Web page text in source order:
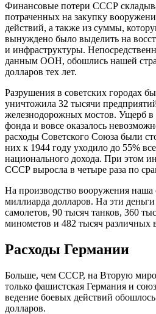
Финансовые потери СССР
потраченных на закупку
действий, а также из суммы,
вынуждено было выделить на
и инфраструктуры.
данным ООН, обошлись нашей
долларов тех лет.
Разрушения в советских городах
уничтожила 32 тысячи
железнодорожных мостов. Ущерб в
фонда и вовсе оказалось
расходы Советского Союза были
них к 1944 году уходило до 55%
национального дохода. При этом
СССР выросла в четыре раза по
На производство вооружения наша
миллиарда долларов. На эти
самолетов, 90 тысяч танков, 360
минометов и 482 тысяч различных
Расходы Германии
Больше, чем СССР, на Вторую
только фашистская Германия и
ведение боевых действий
долларов.